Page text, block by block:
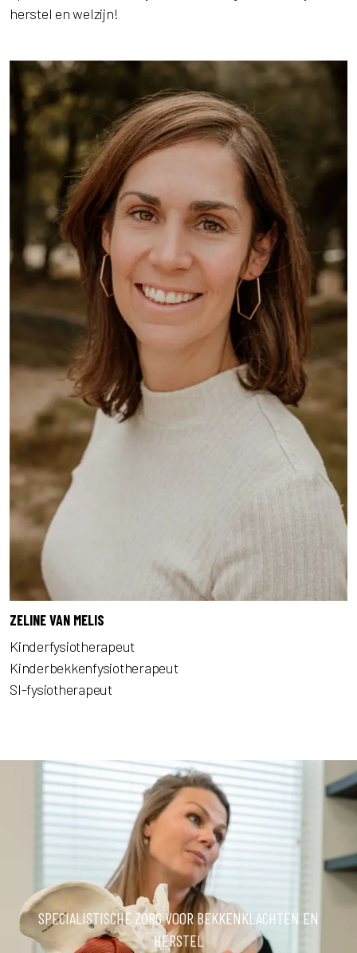
herstel en welzijn!
ZELINE VAN MELIS
Kinderfysiotherapeut
Kinderbekkenfysiotherapeut
SI-fysiotherapeut
SPECIALISTISCHE ZORG VOOR BEKKENKLACHTEN EN
HERSTEL